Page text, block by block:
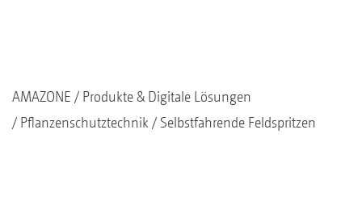
AMAZONE
Produkte & Digitale Lösungen
Pflanzenschutztechnik
Selbstfahrende Feldspritzen